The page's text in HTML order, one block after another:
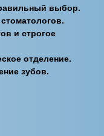
выбор.
и строгое
отделение.
зубов.